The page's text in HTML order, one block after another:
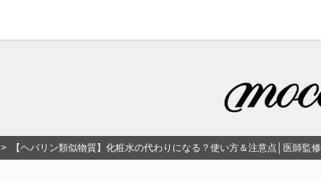
> 【ヘパリン類似物質】化粧水の代わりになる？使い方＆注意点│医師監修